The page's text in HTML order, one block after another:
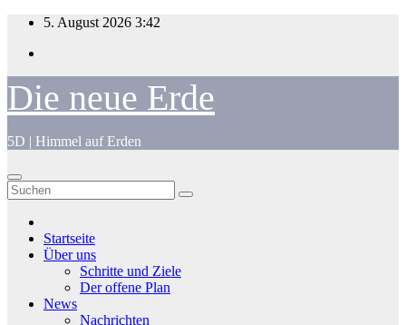
Zum
springen
5. August 2026 3:42
Die neue Erde
5D | Himmel auf Erden
Startseite
Über uns
Schritte und Ziele
Der offene Plan
News
Nachrichten